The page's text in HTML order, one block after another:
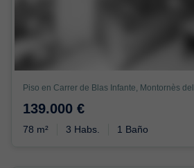
Piso en Carrer de Blas Infante, Montornès
139.000 €
78 m² 3 Habs. 1 Baño